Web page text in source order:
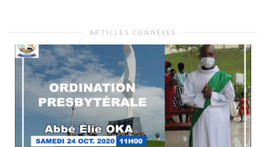
ARTICLES CONNEXES